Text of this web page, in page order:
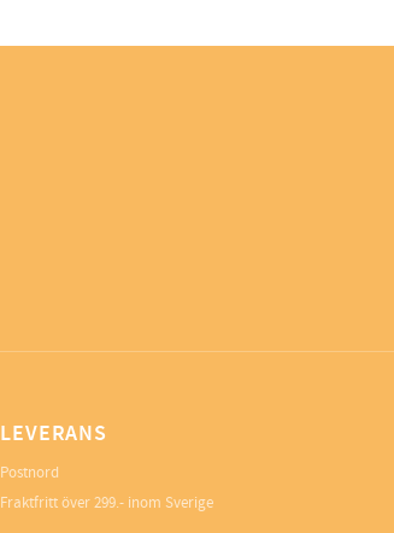
LEVERANS
Postnord
Fraktfritt över 299.- inom Sverige